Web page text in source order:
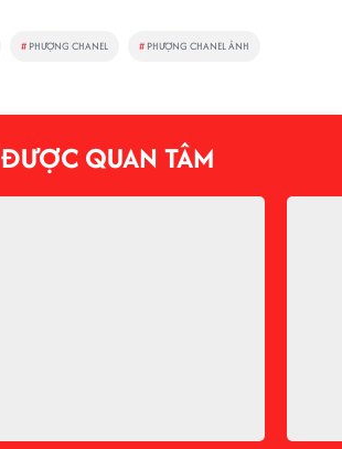
# PHƯỢNG CHANEL # PHƯỢNG CHANEL ẢNH
ĐƯỢC QUAN TÂM